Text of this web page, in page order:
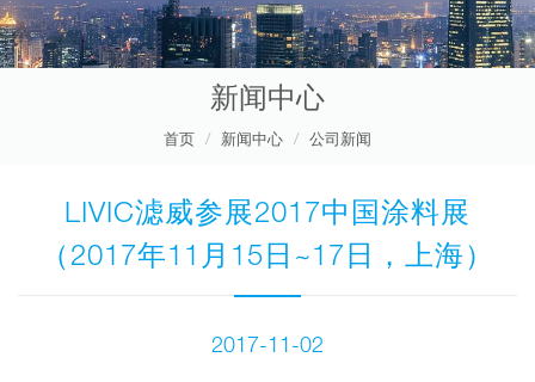
新闻中心
首页 新闻中心 公司新闻
LIVIC滤威参展2017中国涂料展
（2017年11月15日~17日，上海）
2017-11-02